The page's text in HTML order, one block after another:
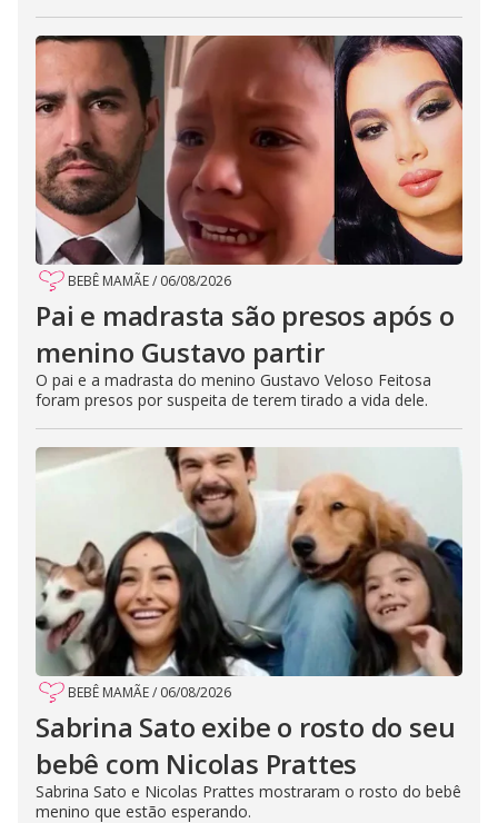
BEBÊ MAMÃE/ 06/08/2026
Pai e madrasta são presos após o
menino Gustavo partir
O pai e a madrasta do menino Gustavo Veloso Feitosa
foram presos por suspeita de terem tirado a vida dele.
BEBÊ MAMÃE/ 06/08/2026
Sabrina Sato exibe o rosto do seu
bebê com Nicolas Prattes
Sabrina Sato e Nicolas Prattes mostraram o rosto do bebê
menino que estão esperando.